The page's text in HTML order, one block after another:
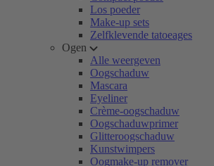
Los poeder
Make-up sets
Zelfklevende tatoeages
Ogen
Alle weergeven
Oogschaduw
Mascara
Eyeliner
Crème-oogschaduw
Oogschaduwprimer
Glitteroogschaduw
Kunstwimpers
Oogmake-up remover